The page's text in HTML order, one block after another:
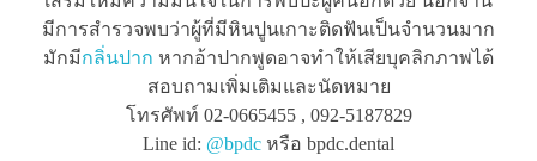
มีการสำรวจพบว่าผู้ที่มีหินปูนเกาะติดฟันเป็นจำนวนมาก
มักมีกลิ่นปาก หากอ้าปากพูดอาจทำให้เสียบุคลิกภาพได้
สอบถามเพิ่มเติมและนัดหมาย
โทรศัพท์ 02-0665455 , 092-5187829
Line id: @bpdc หรือ bpdc.dental